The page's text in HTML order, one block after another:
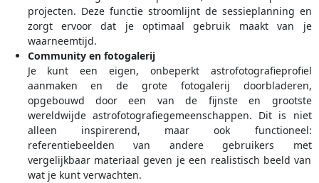
projecten. Deze functie stroomlijnt de sessieplanning en
zorgt ervoor dat je optimaal gebruik maakt van je
waarneemtijd.
Community en fotogalerij
Je kunt een eigen, onbeperkt astrofotografieprofiel
aanmaken en de grote fotogalerij doorbladeren,
opgebouwd door een van de fijnste en grootste
wereldwijde astrofotografiegemeenschappen. Dit is niet
alleen inspirerend, maar ook functioneel:
referentiebeelden van andere gebruikers met
vergelijkbaar materiaal geven je een realistisch beeld van
wat je kunt verwachten.